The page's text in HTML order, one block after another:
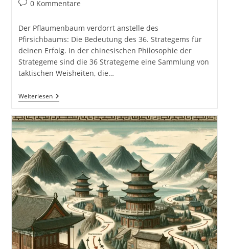
Beitrags-
0 Kommentare
Der Pflaumenbaum verdorrt anstelle des
Pfirsichbaums: Die Bedeutung des 36. Strategems für
deinen Erfolg. In der chinesischen Philosophie der
Strategeme sind die 36 Strategeme eine Sammlung von
taktischen Weisheiten, die…
WeiterlesenDer
Pflaumenbaum
Anstelle
Des
Pfirsichbaums.
36
Strategeme
Für
Deinen
Erfolg
Als
Selbstständiger
Und
Unternehmer:
Chinesische
Strategien
Für
Deinen